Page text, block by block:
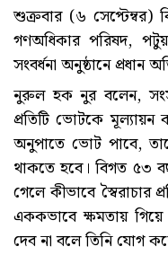
শুক্রবার (৬ সেপ্টেম্বর)
গণঅধিকার পরিষদ,
সংবর্ধনা অনুষ্ঠানে প্রধান
নুরুল হক নুর বলেন,
প্রতিটি ভোটকে
অনুপাতে ভোট পাবে,
থাকতে হবে। বিগত ৫৩
গেলে কীভাবে
এককভাবে ক্ষমতায় গিয়ে
দেব না বলে তিনি যোগ